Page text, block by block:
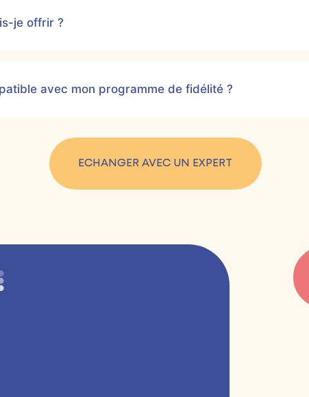
je offrir ?
avec mon programme de fidélité ?
ECHANGER AVEC UN EXPERT